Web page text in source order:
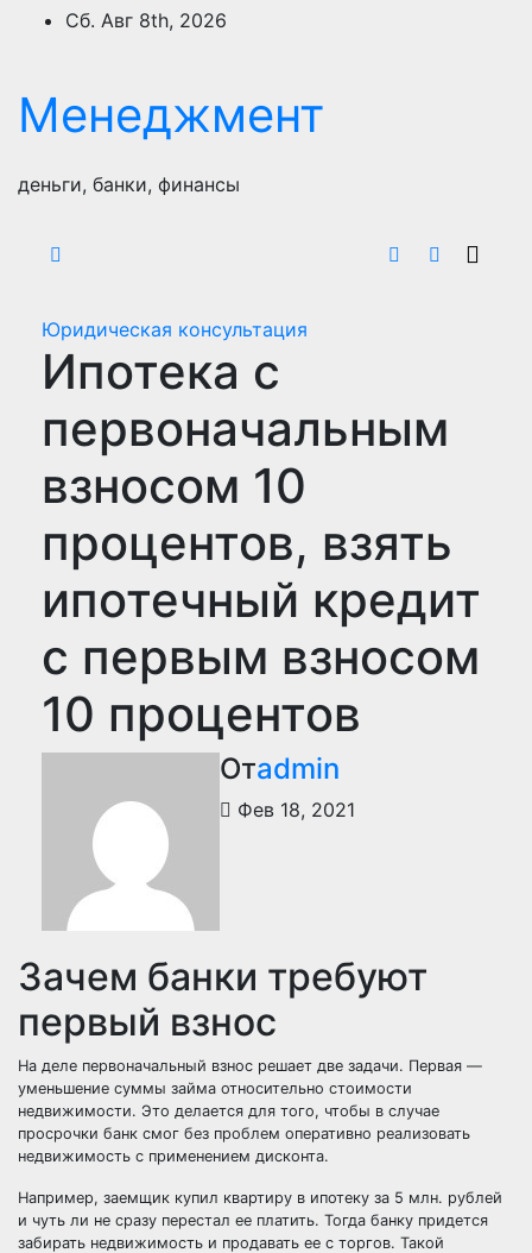
ПерейтиСб. Авг 8th, 2026
Менеджмент
деньги, банки, финансы
Юридическая консультация
Ипотека с
первоначальным
взносом 10
процентов, взять
ипотечный кредит
с первым взносом
10 процентов
Отadmin
Фев 18, 2021
Зачем банки требуют
первый взнос
На деле первоначальный взнос решает две задачи. Первая —
уменьшение суммы займа относительно стоимости
недвижимости. Это делается для того, чтобы в случае
просрочки банк смог без проблем оперативно реализовать
недвижимость с применением дисконта.
Например, заемщик купил квартиру в ипотеку за 5 млн. рублей
и чуть ли не сразу перестал ее платить. Тогда банку придется
забирать недвижимость и продавать ее с торгов. Такой